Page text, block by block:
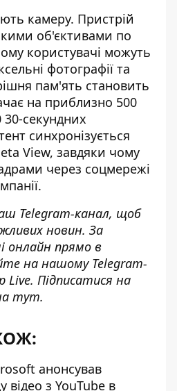
камеру. Пристрій
об'єктивами по
користувачі можуть
фотографії та
пам'ять становить
на приблизно 500
30-секундних
синхронізується
View, завдяки чому
через соцмережі
Telegram-канал, щоб
новин. За
онлайн прямо в
на нашому Telegram-
Live. Підписатися на
тут.
анонсував
відео з YouTube в